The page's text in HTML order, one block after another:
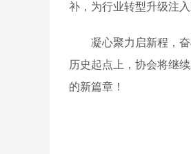
补，为行业转型升级注入
凝心聚力启新程，奋
历史起点上，协会将继
的新篇章！